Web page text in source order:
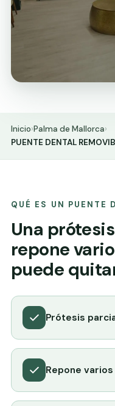
Inicio›Palma de Mallorca›
PUENTE DENTAL
QUÉ ES UN PUENTE
Una
repone
puede
Prótesis
Repone